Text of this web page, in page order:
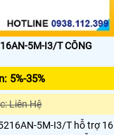
5M-I3/T CÔNG
5%-35%
Liên Hệ
5M-I3/T hỗ trợ 16